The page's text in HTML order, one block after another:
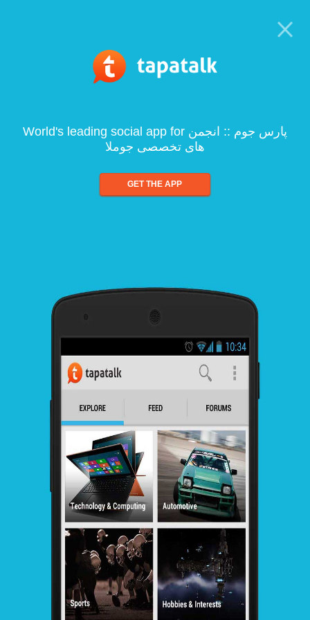
World's leading social app for پارس جوم :: انجمن
های تخصصی جوملا
GET THE APP